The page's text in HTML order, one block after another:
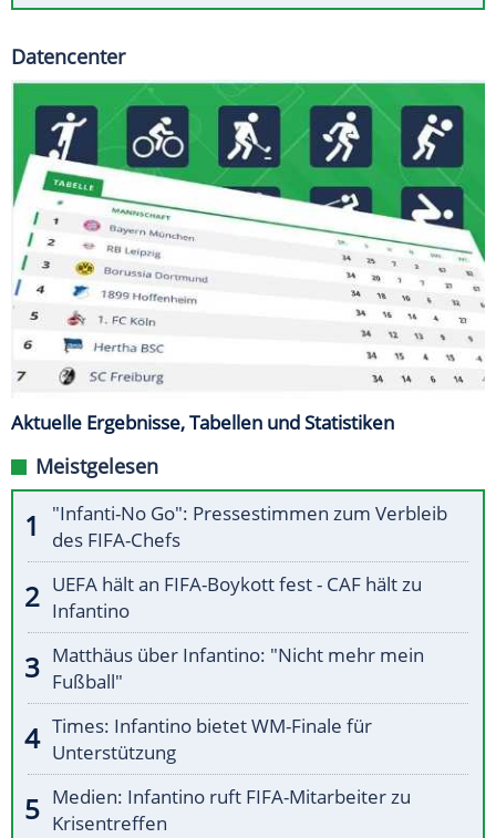
Datencenter
Aktuelle Ergebnisse, Tabellen und Statistiken
Meistgelesen
"Infanti-No Go": Pressestimmen zum Verbleib
des FIFA-Chefs
UEFA hält an FIFA-Boykott fest - CAF hält zu
Infantino
Matthäus über Infantino: "Nicht mehr mein
Fußball"
Times: Infantino bietet WM-Finale für
Unterstützung
Medien: Infantino ruft FIFA-Mitarbeiter zu
Krisentreffen